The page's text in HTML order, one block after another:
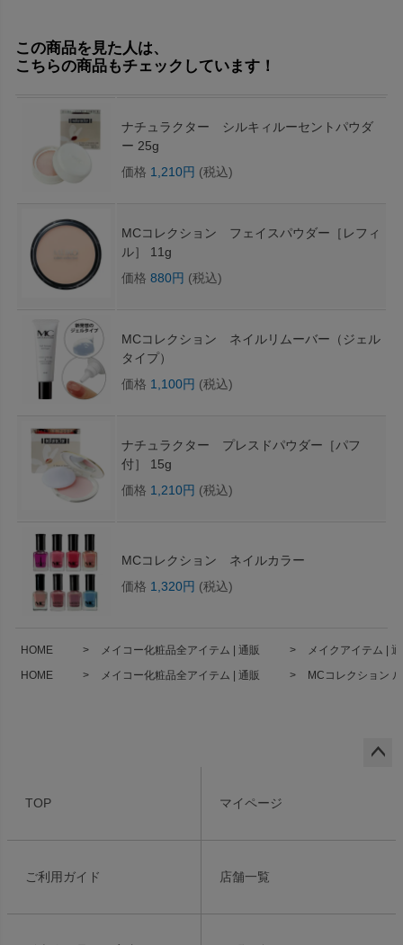
この商品を見た人は、
こちらの商品もチェックしています！
ナチュラクター シルキィルーセントパウダ
ー 25g
価格 1,210円 (税込)
MCコレクション フェイスパウダー［レフィ
ル］ 11g
価格 880円 (税込)
MCコレクション ネイルリムーバー（ジェル
タイプ）
価格 1,100円 (税込)
ナチュラクター プレスドパウダー［パフ
付］ 15g
価格 1,210円 (税込)
MCコレクション ネイルカラー
価格 1,320円 (税込)
HOME メイコー化粧品全アイテム | 通販
メイクアイテム |
HOME
メイコー化粧品全アイテム | 通販 MCコレクション
TOP マイページ
ご利用ガイド 店舗一覧